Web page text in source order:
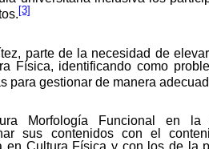
[3]
parte de la necesidad de
Física, identificando como
para gestionar de manera
Morfología Funcional en
sus contenidos con el